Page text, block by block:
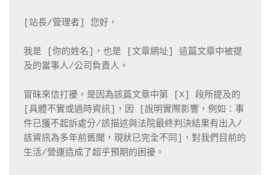
[站長/管理者] 您好，
我是 [你的姓名]，也是 [文章網址] 這篇文章中被提
及的當事人/公司負責人。
冒昧來信打擾，是因為該篇文章中第 [X] 段所提及的
[具體不實或過時資訊]，因 [說明實際影響，例如：事
件已獲不起訴處分/該描述與法院最終判決結果有出入/
該資訊為多年前舊聞，現狀已完全不同]，對我們目前的
生活/營運造成了超乎預期的困擾。